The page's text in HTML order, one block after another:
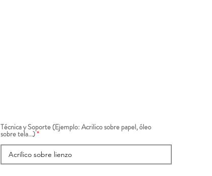
Técnica y Soporte (Ejemplo: Acrilico sobre papel, óleo
sobre tela...)